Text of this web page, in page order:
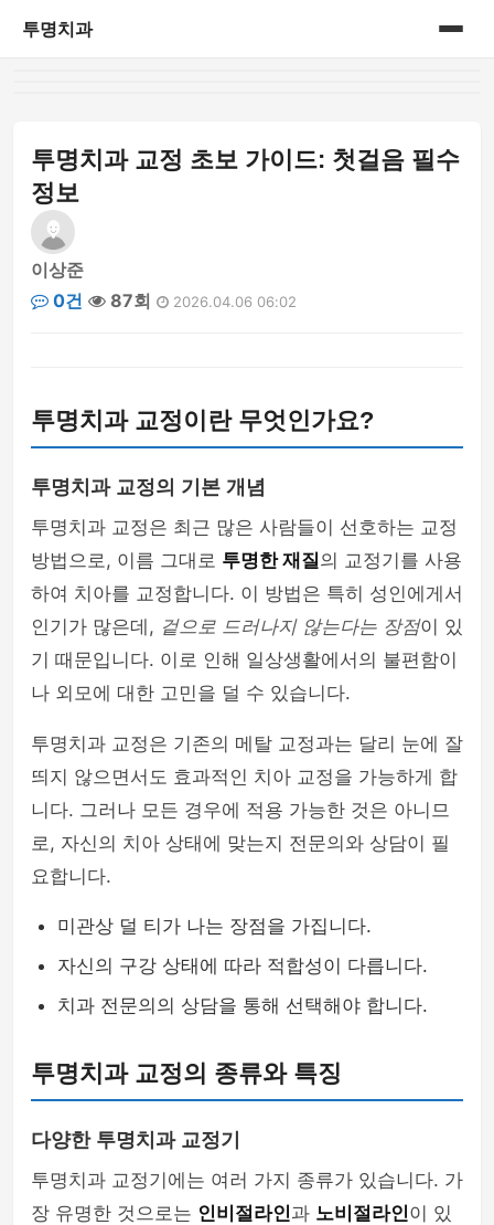
투명치과
투명치과 교정 초보 가이드: 첫걸음 필수
정보
이상준
0건
87회 2026.04.06 06:02
투명치과 교정이란 무엇인가요?
투명치과 교정의 기본 개념
투명치과 교정은 최근 많은 사람들이 선호하는 교정
방법으로, 이름 그대로 투명한 재질의 교정기를 사용
하여 치아를 교정합니다. 이 방법은 특히 성인에게서
인기가 많은데, 겉으로 드러나지 않는다는 장점이 있
기 때문입니다. 이로 인해 일상생활에서의 불편함이
나 외모에 대한 고민을 덜 수 있습니다.
투명치과 교정은 기존의 메탈 교정과는 달리 눈에 잘
띄지 않으면서도 효과적인 치아 교정을 가능하게 합
니다. 그러나 모든 경우에 적용 가능한 것은 아니므
로, 자신의 치아 상태에 맞는지 전문의와 상담이 필
요합니다.
미관상 덜 티가 나는 장점을 가집니다.
자신의 구강 상태에 따라 적합성이 다릅니다.
치과 전문의의 상담을 통해 선택해야 합니다.
투명치과 교정의 종류와 특징
다양한 투명치과 교정기
투명치과 교정기에는 여러 가지 종류가 있습니다. 가
장 유명한 것으로는 인비절라인과 노비절라인이 있